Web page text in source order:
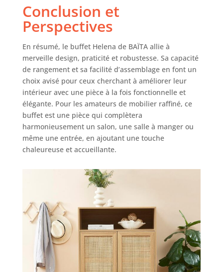
Conclusion et
Perspectives
En résumé, le buffet Helena de BAÏTA allie à
merveille design, praticité et robustesse. Sa capacité
de rangement et sa facilité d’assemblage en font un
choix avisé pour ceux cherchant à améliorer leur
intérieur avec une pièce à la fois fonctionnelle et
élégante. Pour les amateurs de mobilier raffiné, ce
buffet est une pièce qui complètera
harmonieusement un salon, une salle à manger ou
même une entrée, en ajoutant une touche
chaleureuse et accueillante.